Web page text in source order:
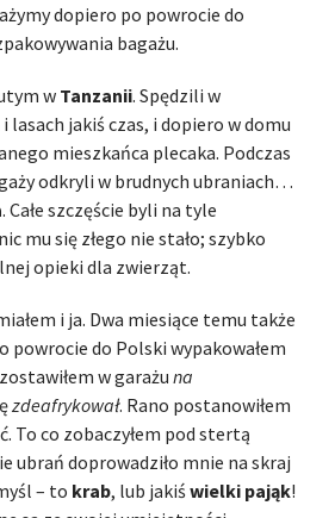
dopiero po powrocie do
bagażu.
w Tanzanii. Spędzili w
jakiś czas, i dopiero w domu
mieszkańca plecaka. Podczas
odkryli w brudnych ubraniach…
. Całe szczęście byli na tyle
mu się złego nie stało; szybko
opieki dla zwierząt.
i ja. Dwa miesiące temu także
powrocie do Polski wypakowałem
w garażu na
zdeafrykował. Rano postanowiłem
To co zobaczyłem pod stertą
ubrań doprowadziło mnie na skraj
– to krab, lub jakiświelki pająk!